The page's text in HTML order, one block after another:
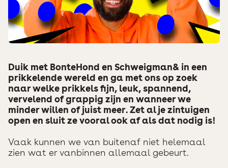
Duik met BonteHond en Schweigman& in een
prikkelende wereld en ga met ons op zoek
naar welke prikkels fijn, leuk, spannend,
vervelend of grappig zijn en wanneer we
minder willen of juist meer. Zet al je zintuigen
open en sluit ze vooral ook af als dat nodig is!
Vaak kunnen we van buitenaf niet helemaal
zien wat er vanbinnen allemaal gebeurt.